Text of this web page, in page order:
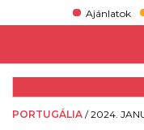
Ajánlatok
PORTUGÁLIA /2024.